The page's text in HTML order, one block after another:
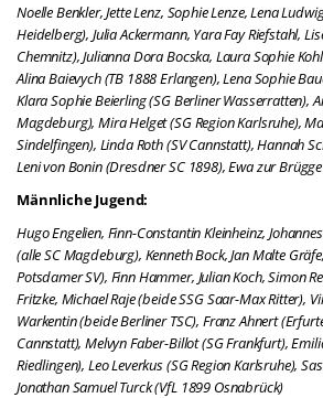
Noelle Benkler, Jette Lenz, Sophie Lenze, Lena
Heidelberg), Julia Ackermann, Yara Fay Riefstahl,
Chemnitz), Julianna Dora Bocska, Laura Sophie
Alina Baievych (TB 1888 Erlangen), Lena Sophie
Klara Sophie Beierling (SG Berliner Wasserratten),
Magdeburg), Mira Helget (SG Region Karlsruhe),
Sindelfingen), Linda Roth (SV Cannstatt), Hannah
Leni von Bonin (Dresdner SC 1898), Ewa zur
Männliche Jugend:
Hugo Engelien, Finn-Constantin Kleinheinz,
(alle SC Magdeburg), Kenneth Bock, Jan Malte
Potsdamer SV), Finn Hammer, Julian Koch, Simon
Fritzke, Michael Raje (beide SSG Saar-Max Ritter),
Warkentin (beide Berliner TSC), Franz Ahnert
Cannstatt), Melvyn Faber-Billot (SG Frankfurt),
Riedlingen), Leo Leverkus (SG Region Karlsruhe),
Jonathan Samuel Turck (VfL 1899 Osnabrück)